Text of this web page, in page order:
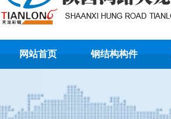
网站首页 钢结构构件